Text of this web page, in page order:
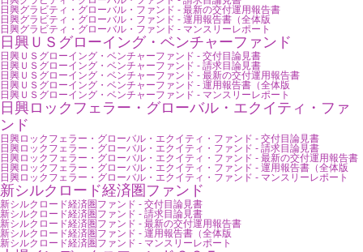
日興グラビティ・グローバル・ファンド - 最新の交付運用報告書
日興グラビティ・グローバル・ファンド - 運用報告書（全体版
日興グラビティ・グローバル・ファンド - マンスリーレポート
日興ＵＳグローイング・ベンチャーファンド
日興ＵＳグローイング・ベンチャーファンド - 交付目論見書
日興ＵＳグローイング・ベンチャーファンド - 請求目論見書
日興ＵＳグローイング・ベンチャーファンド - 最新の交付運用報告書
日興ＵＳグローイング・ベンチャーファンド - 運用報告書（全体版
日興ＵＳグローイング・ベンチャーファンド - マンスリーレポート
日興ロックフェラー・グローバル・エクイティ・ファ
ンド
日興ロックフェラー・グローバル・エクイティ・ファンド - 交付目論見書
日興ロックフェラー・グローバル・エクイティ・ファンド - 請求目論見書
日興ロックフェラー・グローバル・エクイティ・ファンド - 最新の交付運用報告書
日興ロックフェラー・グローバル・エクイティ・ファンド - 運用報告書（全体版
日興ロックフェラー・グローバル・エクイティ・ファンド - マンスリーレポート
新シルクロード経済圏ファンド
新シルクロード経済圏ファンド - 交付目論見書
新シルクロード経済圏ファンド - 請求目論見書
新シルクロード経済圏ファンド - 最新の交付運用報告書
新シルクロード経済圏ファンド - 運用報告書（全体版
新シルクロード経済圏ファンド - マンスリーレポート